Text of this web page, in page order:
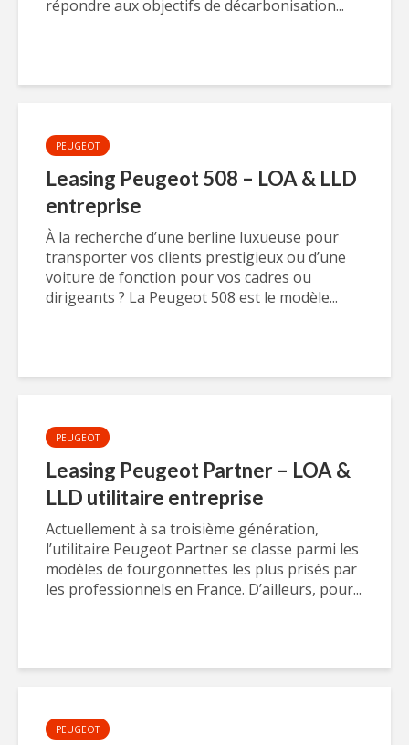
répondre aux objectifs de décarbonisation...
PEUGEOT
Leasing Peugeot 508 – LOA & LLD
entreprise
À la recherche d’une berline luxueuse pour
transporter vos clients prestigieux ou d’une
voiture de fonction pour vos cadres ou
dirigeants ? La Peugeot 508 est le modèle...
PEUGEOT
Leasing Peugeot Partner – LOA &
LLD utilitaire entreprise
Actuellement à sa troisième génération,
l’utilitaire Peugeot Partner se classe parmi les
modèles de fourgonnettes les plus prisés par
les professionnels en France. D’ailleurs, pour...
PEUGEOT